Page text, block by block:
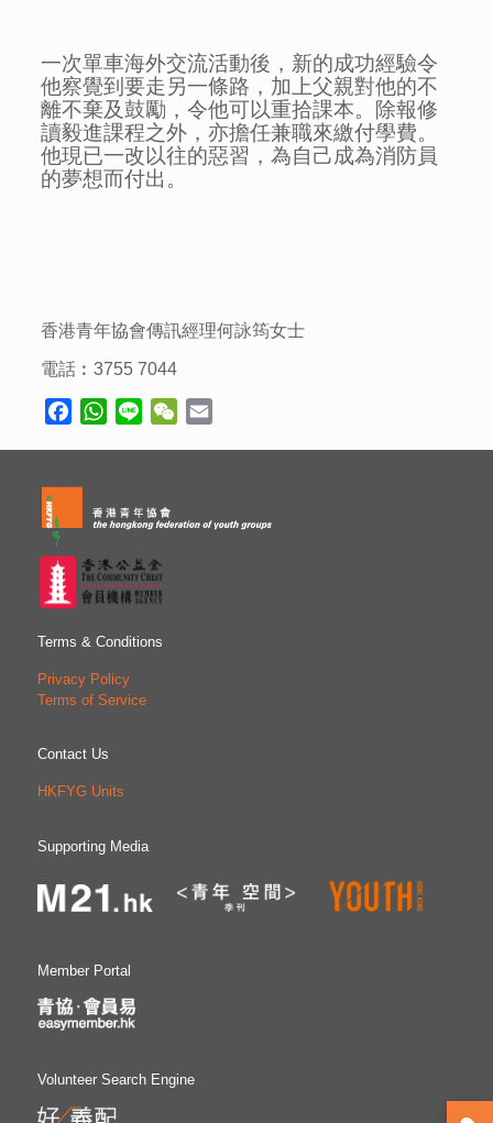
一次單車海外交流活動後，新的成功經驗令
他察覺到要走另一條路，加上父親對他的不
離不棄及鼓勵，令他可以重拾課本。除報修
讀毅進課程之外，亦擔任兼職來繳付學費。
他現已一改以往的惡習，為自己成為消防員
的夢想而付出。
香港青年協會傳訊經理何詠筠女士
電話︰3755 7044
FacebookWhatsApp
Line WeChat
Terms & Conditions
Privacy Policy
Terms of Service
Contact Us
HKFYG Units
Supporting Media
Member Portal
Volunteer Search Engine